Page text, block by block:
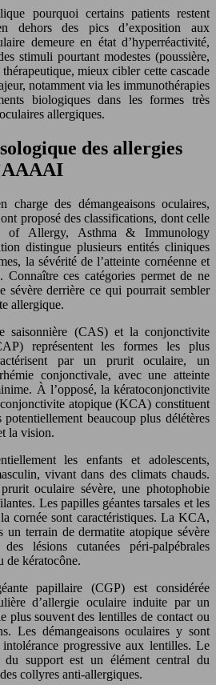
pourquoi certains patients restent
dehors des pics d’exposition aux
demeure en état d’hyperréactivité,
stimuli pourtant modestes (poussière,
mieux cibler cette cascade
notamment via les immunothérapies
biologiques dans les formes très
allergiques.
des allergies
charge des démangeaisons oculaires,
proposé des classifications, dont celle
of Allergy, Asthma & Immunology
distingue plusieurs entités cliniques
la sévérité de l’atteinte cornéenne et
Connaître ces catégories permet de ne
sévère derrière ce qui pourrait sembler
allergique.
saisonnière (CAS) et la conjonctivite
représentent les formes les plus
par un prurit oculaire, un
conjonctivale, avec une atteinte
À l’opposé, la kératoconjonctivite
atopique (KCA) constituent
beaucoup plus délétères
la vision.
les enfants et adolescents,
vivant dans des climats chauds.
oculaire sévère, une photophobie
Les papilles géantes tarsales et les
cornée sont caractéristiques. La KCA,
un terrain de dermatite atopique sévère
lésions cutanées péri-palpébrales
de kératocône.
papillaire (CGP) est considérée
d’allergie oculaire induite par un
plus souvent des lentilles de contact ou
Les démangeaisons oculaires y sont
intolérance progressive aux lentilles. Le
support est un élément central du
collyres anti-allergiques.